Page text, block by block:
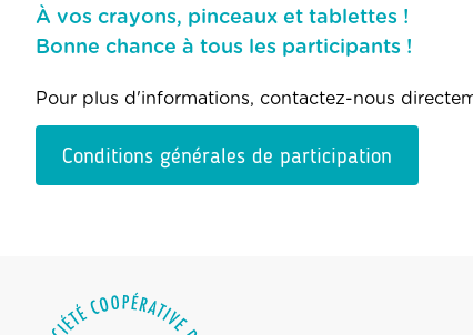
À vos crayons, pinceaux et tablettes !
Bonne chance à tous les participants !
Pour plus d'informations, contactez-nous
Conditions générales de participation